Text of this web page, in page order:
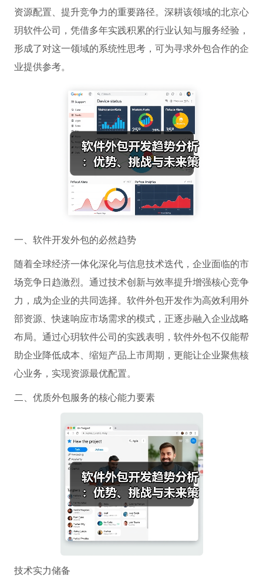
资源配置、提升竞争力的重要路径。深耕该领域的北京心
玥软件公司，凭借多年实践积累的行业认知与服务经验，
形成了对这一领域的系统性思考，可为寻求外包合作的企
业提供参考。
一、软件开发外包的必然趋势
随着全球经济一体化深化与信息技术迭代，企业面临的市
场竞争日趋激烈。通过技术创新与效率提升增强核心竞争
力，成为企业的共同选择。软件外包开发作为高效利用外
部资源、快速响应市场需求的模式，正逐步融入企业战略
布局。通过心玥软件公司的实践表明，软件外包不仅能帮
助企业降低成本、缩短产品上市周期，更能让企业聚焦核
心业务，实现资源最优配置。
二、优质外包服务的核心能力要素
技术实力储备